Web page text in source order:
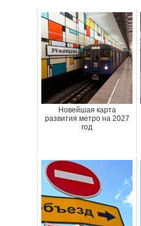
Новейшая карта
развития метро на 2027
год